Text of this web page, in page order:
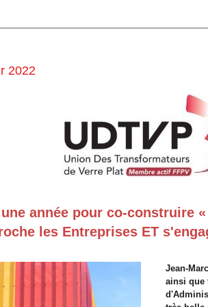
2022
année pour co-construire
les Entreprises ET
Jean-
ainsi que